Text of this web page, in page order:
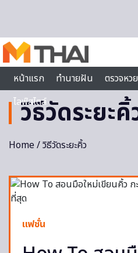
หน้าแรก
ทำนายฝัน ตรวจหวย
ไลฟ์สไตล์
วิธีวัดระยะคิ้
Home/ วิธีวัดระยะคิ้ว
แฟชั่น